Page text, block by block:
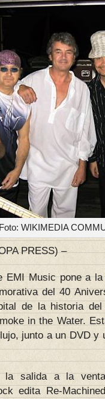
Foto: WIKIMEDIA
PRESS) –
EMI Music pone a
del 40
de la historia
in the Water.
junto a un DVD y
la salida a la
edita Re-